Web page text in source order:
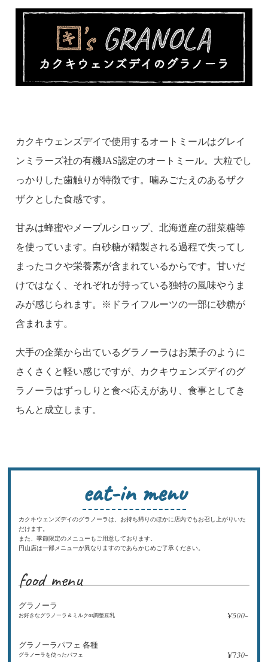
カクキウェンズデイで使用するオートミールはグレイ
ンミラーズ社の有機JAS認定のオートミール。大粒でし
っかりした歯触りが特徴です。噛みごたえのあるザク
ザクとした食感です。
甘みは蜂蜜やメープルシロップ、北海道産の甜菜糖等
を使っています。白砂糖が精製される過程で失ってし
まったコクや栄養素が含まれているからです。甘いだ
けではなく、それぞれが持っている独特の風味やうま
みが感じられます。※ドライフルーツの一部に砂糖が
含まれます。
大手の企業から出ているグラノーラはお菓子のように
さくさくと軽い感じですが、カクキウェンズデイのグ
ラノーラはずっしりと食べ応えがあり、食事としてき
ちんと成立します。
eat-in menu
カクキウェンズデイのグラノーラは、お持ち帰りのほかに店内でもお召し上がりいた
だけます。
また、季節限定のメニューもご用意しております。
円山店は一部メニューが異なりますのであらかじめご了承ください。
food menu
グラノーラ
お好きなグラノーラ＆ミルクor調整豆乳 ¥500-
グラノーラパフェ 各種
グラノーラを使ったパフェ ¥730-